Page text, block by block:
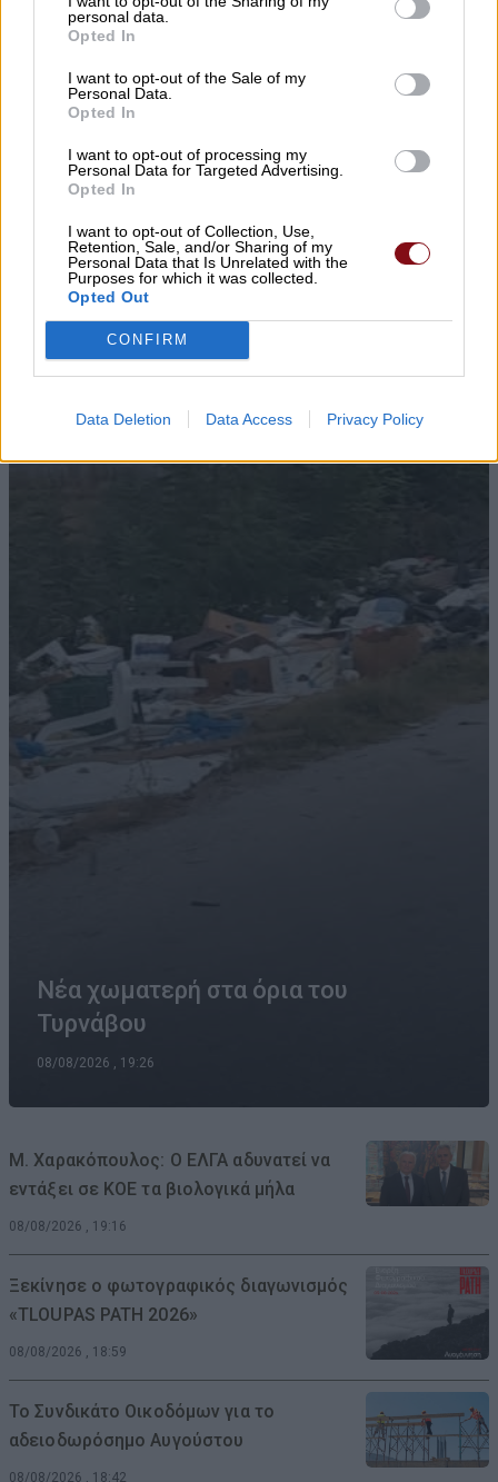
personal data.
Opted In
I want to opt-out of the Sale of my
Personal Data.
Opted In
I want to opt-out of processing my
Personal Data for Targeted Advertising.
Opted In
I want to opt-out of Collection, Use,
Retention, Sale, and/or Sharing of my
Personal Data that Is Unrelated with the
Purposes for which it was collected.
Opted Out
CONFIRM
Data Deletion Data Access Privacy Policy
▌ΤΕΛΕΥΤΑΙΑ ΝΕΑ
Νέα χωματερή στα όρια του
Τυρνάβου
08/08/2026 , 19:26
Μ. Χαρακόπουλος: Ο ΕΛΓΑ αδυνατεί να
εντάξει σε ΚΟΕ τα βιολογικά μήλα
08/08/2026 , 19:16
Ξεκίνησε ο φωτογραφικός διαγωνισμός
«TLOUPAS PATH 2026»
08/08/2026 , 18:59
Το Συνδικάτο Οικοδόμων για το
αδειοδωρόσημο Αυγούστου
08/08/2026 , 18:42